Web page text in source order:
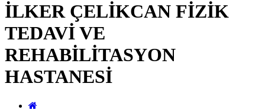
İLKER ÇELİKCAN FİZİK
TEDAVİ VE
REHABİLİTASYON
HASTANESİ